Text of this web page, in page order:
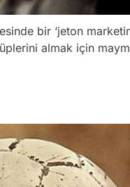
bir ‘jeton
almak için